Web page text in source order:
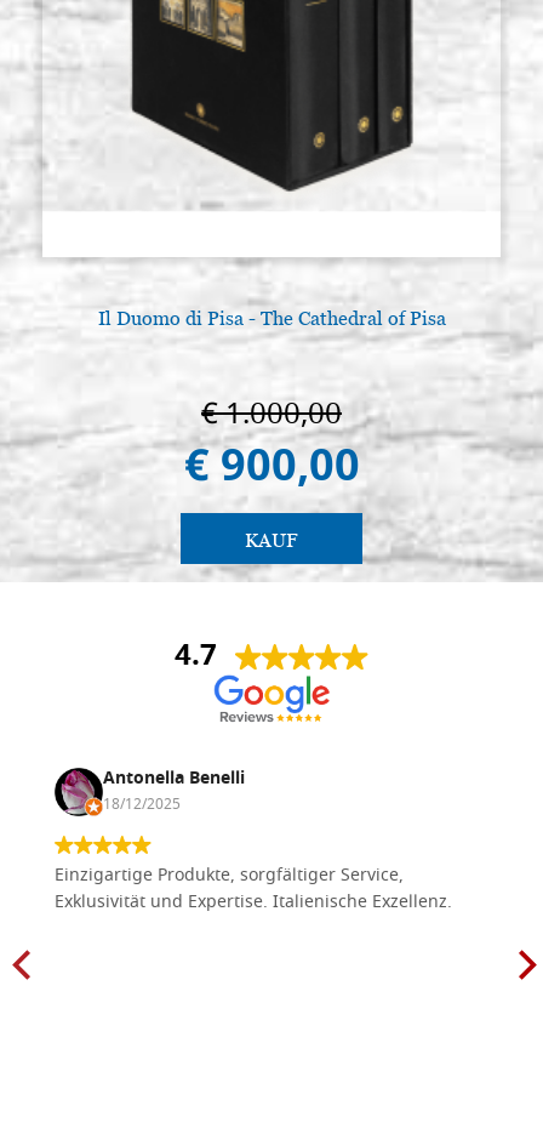
Il Duomo di Pisa - The Cathedral of Pisa
€ 1.000,00
€ 900,00
KAUF
4.7
Antonella Benelli
18/12/2025
Einzigartige Produkte, sorgfältiger Service,
Exklusivität und Expertise. Italienische Exzellenz.